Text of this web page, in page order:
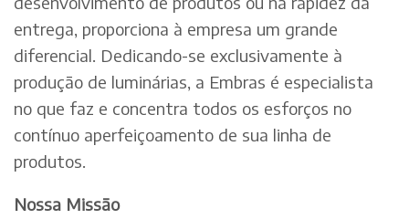
entrega, proporciona à empresa um grande
diferencial. Dedicando-se exclusivamente à
produção de luminárias, a Embras é especialista
no que faz e concentra todos os esforços no
contínuo aperfeiçoamento de sua linha de
produtos.
Nossa Missão